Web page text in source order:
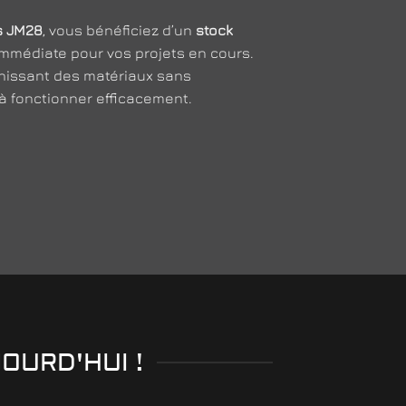
JM28 , vous bénéficiez d’un stock
pour vos projets en cours.
des matériaux sans
fonctionner efficacement.
!